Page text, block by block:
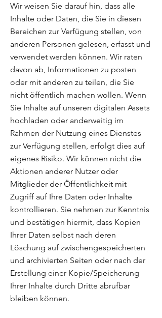
Wir weisen Sie darauf hin, dass alle
Inhalte oder Daten, die Sie in diesen
Bereichen zur Verfügung stellen, von
anderen Personen gelesen, erfasst und
verwendet werden können. Wir raten
davon ab, Informationen zu posten
oder mit anderen zu teilen, die Sie
nicht öffentlich machen wollen. Wenn
Sie Inhalte auf unseren digitalen Assets
hochladen oder anderweitig im
Rahmen der Nutzung eines Dienstes
zur Verfügung stellen, erfolgt dies auf
eigenes Risiko. Wir können nicht die
Aktionen anderer Nutzer oder
Mitglieder der Öffentlichkeit mit
Zugriff auf Ihre Daten oder Inhalte
kontrollieren. Sie nehmen zur Kenntnis
und bestätigen hiermit, dass Kopien
Ihrer Daten selbst nach deren
Löschung auf zwischengespeicherten
und archivierten Seiten oder nach der
Erstellung einer Kopie/Speicherung
Ihrer Inhalte durch Dritte abrufbar
bleiben können.